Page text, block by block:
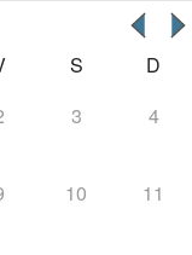
S
D
3 4
10 11